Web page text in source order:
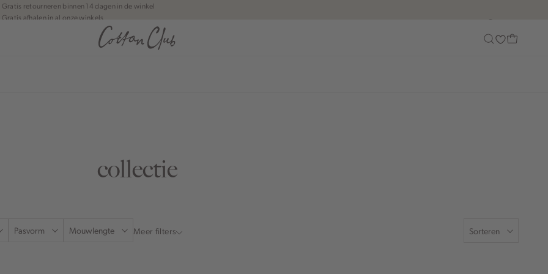
Gratis retourneren binnen 14 dagen in de winkel
Gratis afhalen in al onze winkels
Jouw bestelling wordt binnen 1 tot 5 dagen bezorgd
Betaal zoals jij wilt: o.a. iDEAL | Wero, Riverty, Apple pay & creditcard
collectie
Pasvorm Mouwlengte Sorteren
Meer filters